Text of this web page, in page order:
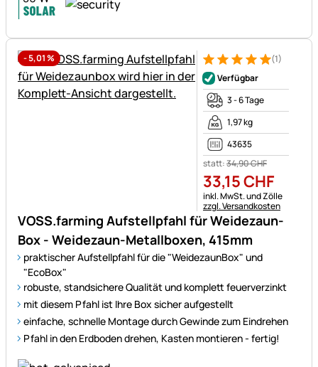
-5,01%
VOSS.farming Aufstellpfahl für Weidezaun-
Box - Weidezaun-Metallboxen, 415mm
praktischer Aufstellpfahl für die "WeidezaunBox" und
"EcoBox"
robuste, standsichere Qualität und komplett feuerverzinkt
mit diesem Pfahl ist Ihre Box sicher aufgestellt
einfache, schnelle Montage durch Gewinde zum Eindrehen
Pfahl in den Erdboden drehen, Kasten montieren - fertig!
Bewertung: 5 von 5 (1
1 Bewertung
(1)
Verfügbar
3 - 6 Tage
1,97 kg
43635
statt:34,90CHF
33,15CHF
Steuerhinweis:
inkl. MwSt. und Zölle
zzgl. Versandkosten